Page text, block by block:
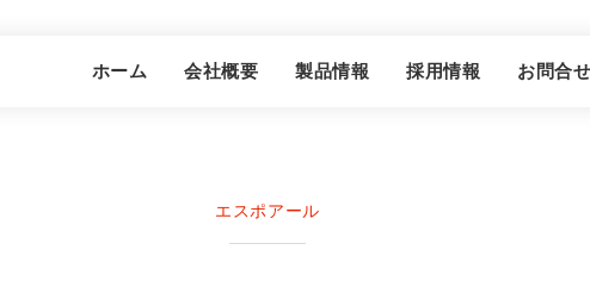
レイン株式会社
ホーム 会社概要 製品情報 採用情報 お問合せ
エスポアール